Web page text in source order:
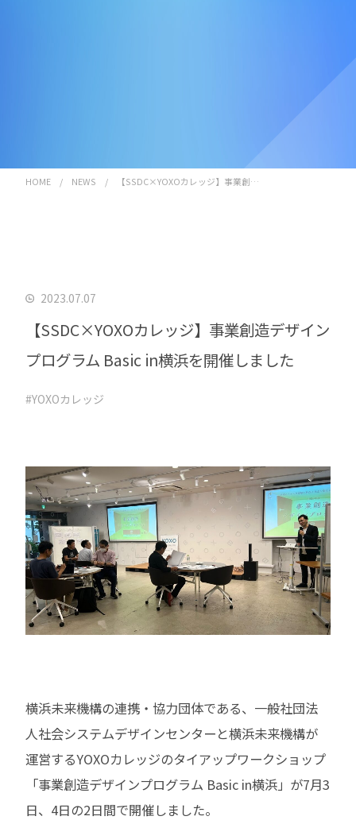
HOME / NEWS / 【SSDC×YOXOカレッジ】事業創…
2023.07.07
【SSDC×YOXOカレッジ】事業創造デザイン
プログラム Basic in横浜を開催しました
#YOXOカレッジ
横浜未来機構の連携・協力団体である、一般社団法
人社会システムデザインセンターと横浜未来機構が
運営するYOXOカレッジのタイアップワークショップ
「事業創造デザインプログラム Basic in横浜」が7月3
日、4日の2日間で開催しました。